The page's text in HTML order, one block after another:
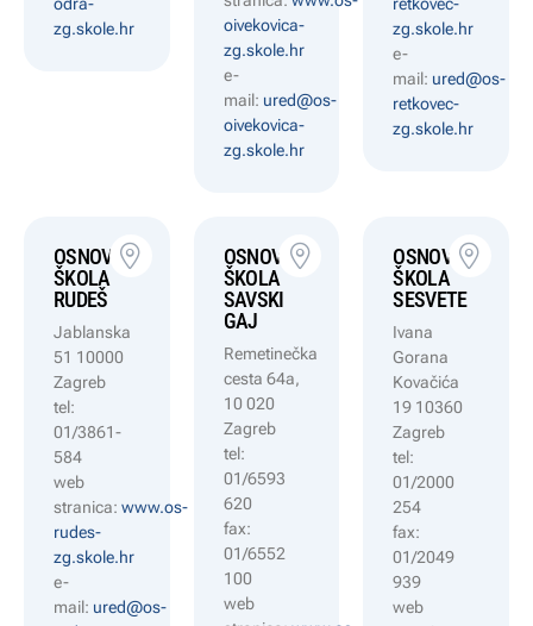
zg.skole.hr
oivekovica-
zg.skole.hr
e-
mail: ured@os-
oivekovica-
zg.skole.hr
zg.skole.hr
e-
mail: ured@os-
retkovec-
zg.skole.hr
OSNOVNA
ŠKOLA
RUDEŠ
Jablanska
51 10000
Zagreb
tel:
01/3861-
584
web
stranica: www.os-
rudes-
zg.skole.hr
e-
mail: ured@os-
OSNOVNA
ŠKOLA
SAVSKI
GAJ
Remetinečka
cesta 64a,
10 020
Zagreb
tel:
01/6593
620
fax:
01/6552
100
web
OSNOVNA
ŠKOLA
SESVETE
Ivana
Gorana
Kovačića
19 10360
Zagreb
tel:
01/2000
254
fax:
01/2049
939
web